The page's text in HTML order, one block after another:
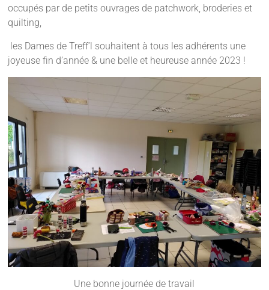
occupés par de petits ouvrages de patchwork, broderies et
quilting,
les Dames de Treff’l souhaitent à tous les adhérents une
joyeuse fin d’année & une belle et heureuse année 2023 !
Une bonne journée de travail